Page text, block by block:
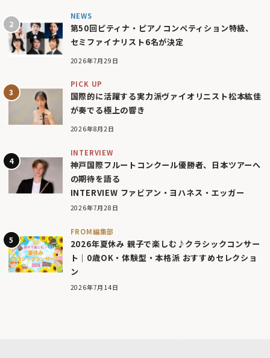
NEWS
第50回ピティナ・ピアノコンペティション特級、
セミファイナリスト6名が決定
2026年7月29日
PICK UP
国際的に活躍する実力派ヴァイオリニスト松本紘佳
が奏でる極上の響き
2026年8月2日
INTERVIEW
神戸国際フルートコンクール優勝者、日本ツアーへ
の期待を語る
INTERVIEW ファビアン・ヨハネス・エッガー
2026年7月28日
FROM編集部
2026年夏休み 親子で楽しむ♪クラシックコンサー
ト｜0歳OK・体験型・本格派 おすすめセレクショ
ン
2026年7月14日